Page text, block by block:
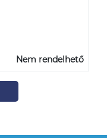
Nem rendelhető